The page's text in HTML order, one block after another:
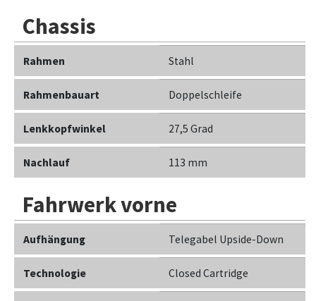
Chassis
Rahmen Stahl
Rahmenbauart Doppelschleife
Lenkkopfwinkel 27,5 Grad
Nachlauf 113 mm
Fahrwerk vorne
Aufhängung Telegabel Upside-Down
Technologie Closed Cartridge